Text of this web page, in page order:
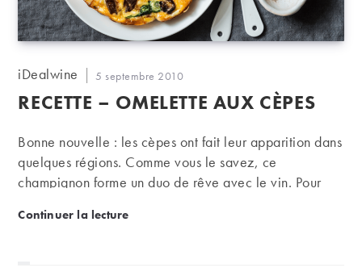
Auteur/autrice
la
iDealwine
Publication
publiée :
5 septembre 2010
RECETTE – OMELETTE AUX CÈPES
Bonne nouvelle : les cèpes ont fait leur apparition dans
quelques régions. Comme vous le savez, ce
champignon forme un duo de rêve avec le vin. Pour
mais classiquement, un joli Bordeaux fera parfaitement
Continuer la lectureRecette – Omelette aux cèpes